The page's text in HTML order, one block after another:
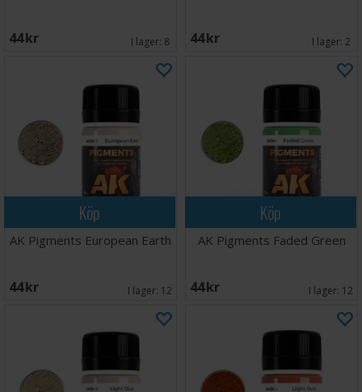
44 SEK I lager: 8 44 SEK I lager: 2
Köp
AK Pigments European Earth
44 SEK I lager: 12
Köp
AK Pigments Faded Green
44 SEK I lager: 12